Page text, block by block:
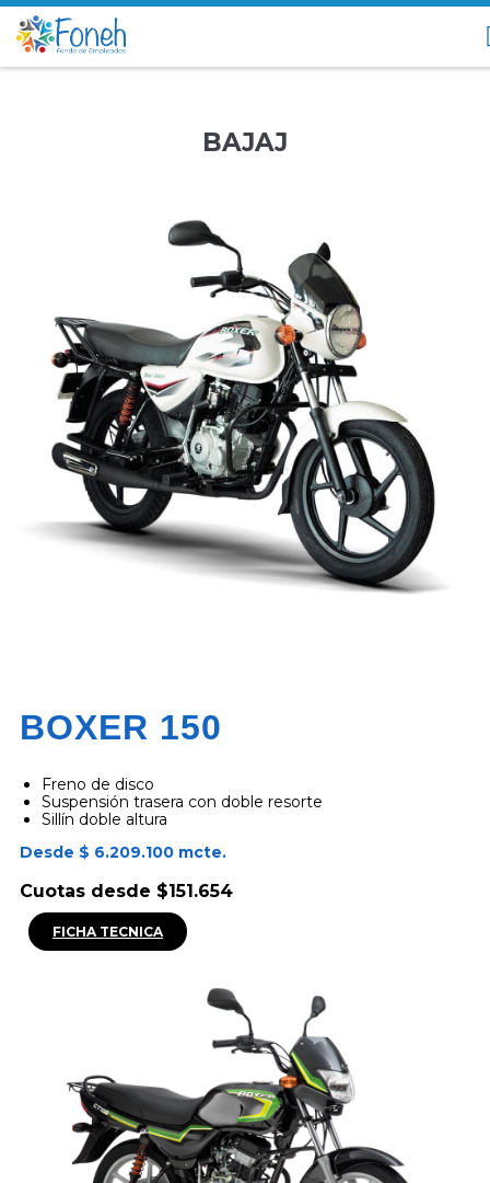
BAJAJ
BOXER 150
Freno de disco
Suspensión trasera con doble resorte
Sillín doble altura
Desde $ 6.209.100 mcte.
Cuotas desde $151.654
FICHA TECNICA